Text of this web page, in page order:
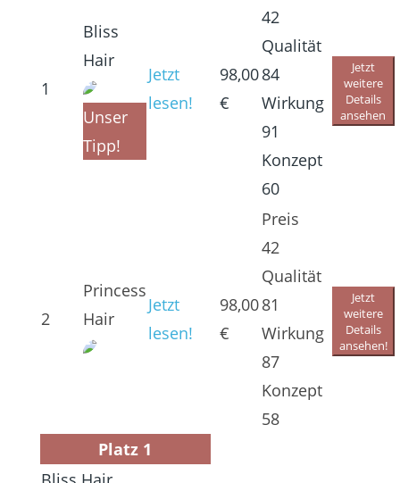
1
Bliss
Hair
Unser
Tipp!
Jetzt
lesen!
98,00
€
42
Qualität
84
Wirkung
91
Konzept
60
Jetzt
weitere
Details
ansehen
2
Princess
Hair
Jetzt
lesen!
98,00
€
Preis
42
Qualität
81
Wirkung
87
Konzept
58
Jetzt
weitere
Details
ansehen!
Platz 1